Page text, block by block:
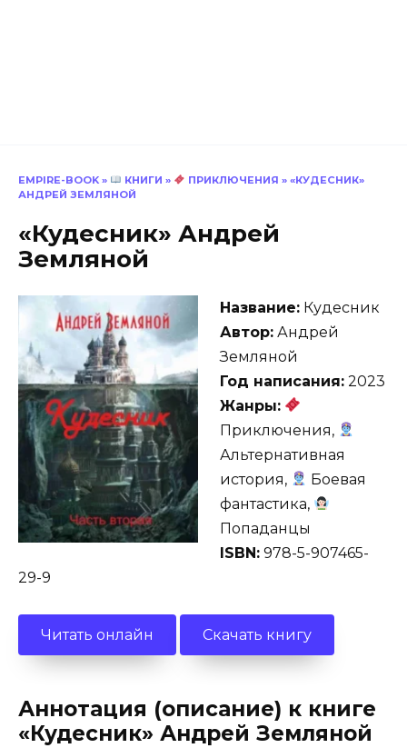
EMPIRE-BOOK » КНИГИ » ПРИКЛЮЧЕНИЯ » «КУДЕСНИК»
АНДРЕЙ ЗЕМЛЯНОЙ
«Кудесник» Андрей
Земляной
Название: Кудесник
Автор: Андрей
Земляной
Год написания: 2023
Жанры:
Приключения,
Альтернативная
история,
Боевая
фантастика,
Попаданцы
ISBN: 978-5-907465-
29-9
Читать онлайн Скачать книгу
Аннотация (описание) к книге
«Кудесник» Андрей Земляной